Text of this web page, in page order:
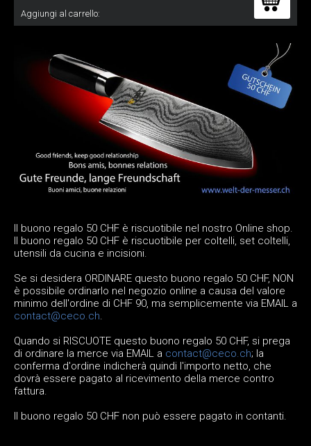
Aggiungi al carrello:
Il buono regalo 50 CHF è riscuotibile nel nostro Online shop.
Il buono regalo 50 CHF è riscuotibile per coltelli, set coltelli,
utensili da cucina e incisioni.
Se si desidera ORDINARE questo buono regalo 50 CHF, NON
è possibile ordinarlo nel negozio online a causa del valore
minimo dell'ordine di CHF 90, ma semplicemente via EMAIL a
contact@ceco.ch.
Quando si RISCUOTE questo buono regalo 50 CHF, si prega
di ordinare la merce via EMAIL a contact@ceco.ch; la
conferma d'ordine indicherà quindi l'importo netto, che
dovrà essere pagato al ricevimento della merce contro
fattura.
Il buono regalo 50 CHF non può essere pagato in contanti.